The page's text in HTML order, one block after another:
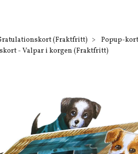
(Fraktfritt)
Popup-
- Valpar i korgen (Fraktfritt)